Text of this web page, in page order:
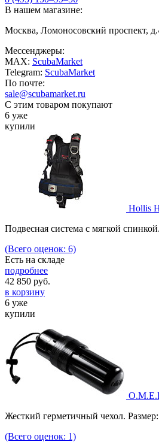
В нашем магазине:
Москва, Ломоносовский проспект,
Мессенджеры:
MAX: ScubaMarket
Telegram: ScubaMarket
По почте:
sale@scubamarket.ru
С этим товаром покупают
6 уже
купили
Hollis
Подвесная система с мягкой спинкой.
(Всего оценок: 6)
Есть на складе
подробнее
42 850 руб.
в корзину
6 уже
купили
Жесткий герметичный чехол.
(Всего оценок: 1)